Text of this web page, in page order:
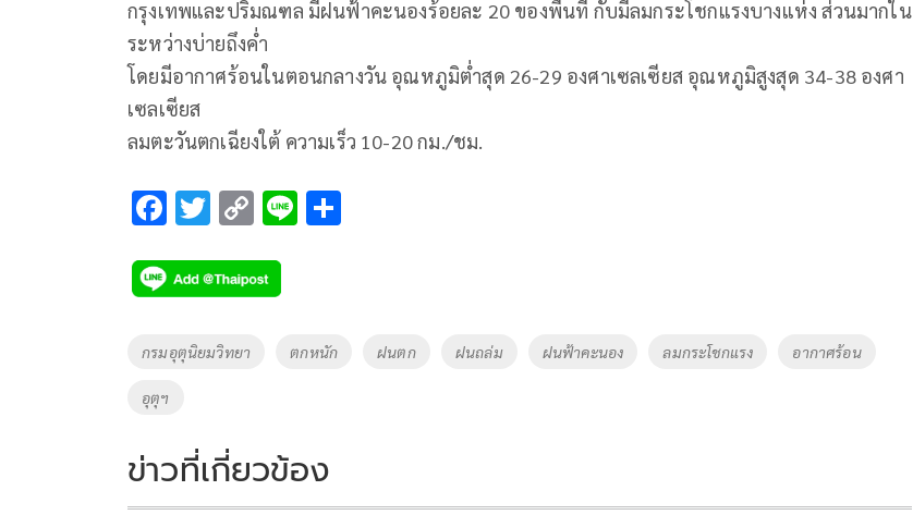
กรุงเทพและปริมณฑล มีฝนฟ้าคะนองร้อยละ 20 ของพื้นที่ กับมีลมกระโชกแรงบางแห่ง ส่วนมากใน
ระหว่างบ่ายถึงค่ำ
โดยมีอากาศร้อนในตอนกลางวัน อุณหภูมิต่ำสุด 26-29 องศาเซลเซียส อุณหภูมิสูงสุด 34-38 องศา
เซลเซียส
ลมตะวันตกเฉียงใต้ ความเร็ว 10-20 กม./ชม.
F
e
b
o
k
T
tt
er
C
p
y
Li
Tags
กรมอุตุนิยมวิทยา ตกหนัก ฝนตก ฝนถล่ม ฝนฟ้าคะนอง ลมกระโชกแรง อากาศร้อน
อุตุฯ
ข่าวที่เกี่ยวข้อง